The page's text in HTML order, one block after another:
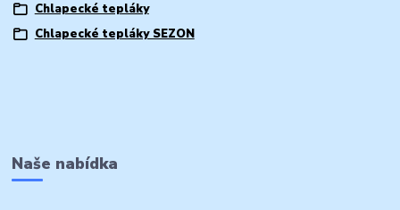
Chlapecké tepláky
Chlapecké tepláky SEZON
Naše nabídka